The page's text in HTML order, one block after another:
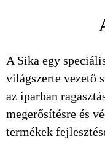
A Sika egy
világszerte vezető
az iparban
megerősítésre és
termékek